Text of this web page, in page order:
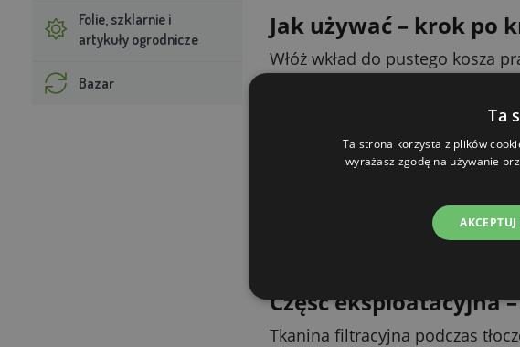
Folie, szklarnie i
artykuły ogrodnicze
Bazar
Jak używać – krok po
Włóż wkład do pustego kosza
wsyp rozdrobnione owoce.
chwilę i nie wymaga żadnych
Łatwiejsze
Po zakończeniu tłoczenia
kompost. Kosz prasy jest
sezonie tłoczenia, gdy kosz
Część eksploatacyjna
Tkanina filtracyjna podczas
Ta
Ta strona korzysta z plików
wyrażasz zgodę na używanie